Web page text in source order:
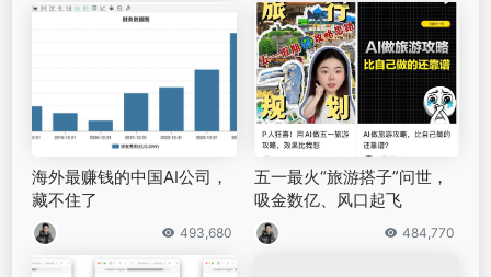
海外最赚钱的中国AI公司，
藏不住了
493,680
五一最火“旅游搭子”问世，
吸金数亿、风口起飞
484,770